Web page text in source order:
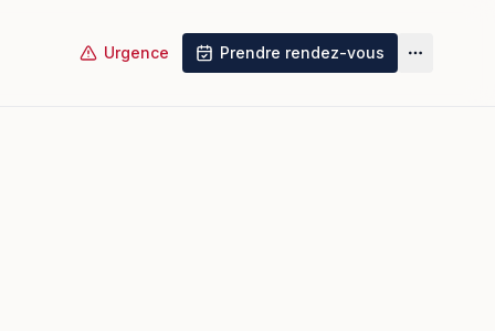
Urgence Prendre rendez-vous